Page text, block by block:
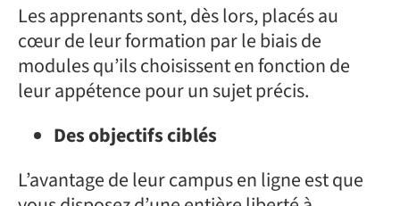
Les apprenants sont, dès lors, placés au
cœur de leur formation par le biais de
modules qu’ils choisissent en fonction de
leur appétence pour un sujet précis.
Des objectifs ciblés
L’avantage de leur campus en ligne est que